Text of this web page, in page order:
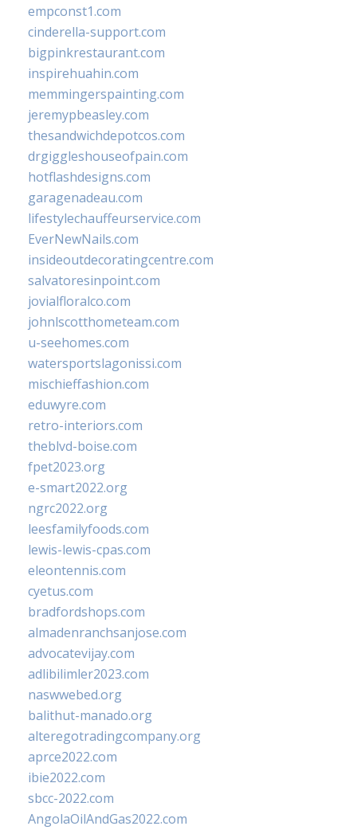
empconst1.com
cinderella-support.com
bigpinkrestaurant.com
inspirehuahin.com
memmingerspainting.com
jeremypbeasley.com
thesandwichdepotcos.com
drgiggleshouseofpain.com
hotflashdesigns.com
garagenadeau.com
lifestylechauffeurservice.com
EverNewNails.com
insideoutdecoratingcentre.com
salvatoresinpoint.com
jovialfloralco.com
johnlscotthometeam.com
u-seehomes.com
watersportslagonissi.com
mischieffashion.com
eduwyre.com
retro-interiors.com
theblvd-boise.com
fpet2023.org
e-smart2022.org
ngrc2022.org
leesfamilyfoods.com
lewis-lewis-cpas.com
eleontennis.com
cyetus.com
bradfordshops.com
almadenranchsanjose.com
advocatevijay.com
adlibilimler2023.com
naswwebed.org
balithut-manado.org
alteregotradingcompany.org
aprce2022.com
ibie2022.com
sbcc-2022.com
AngolaOilAndGas2022.com